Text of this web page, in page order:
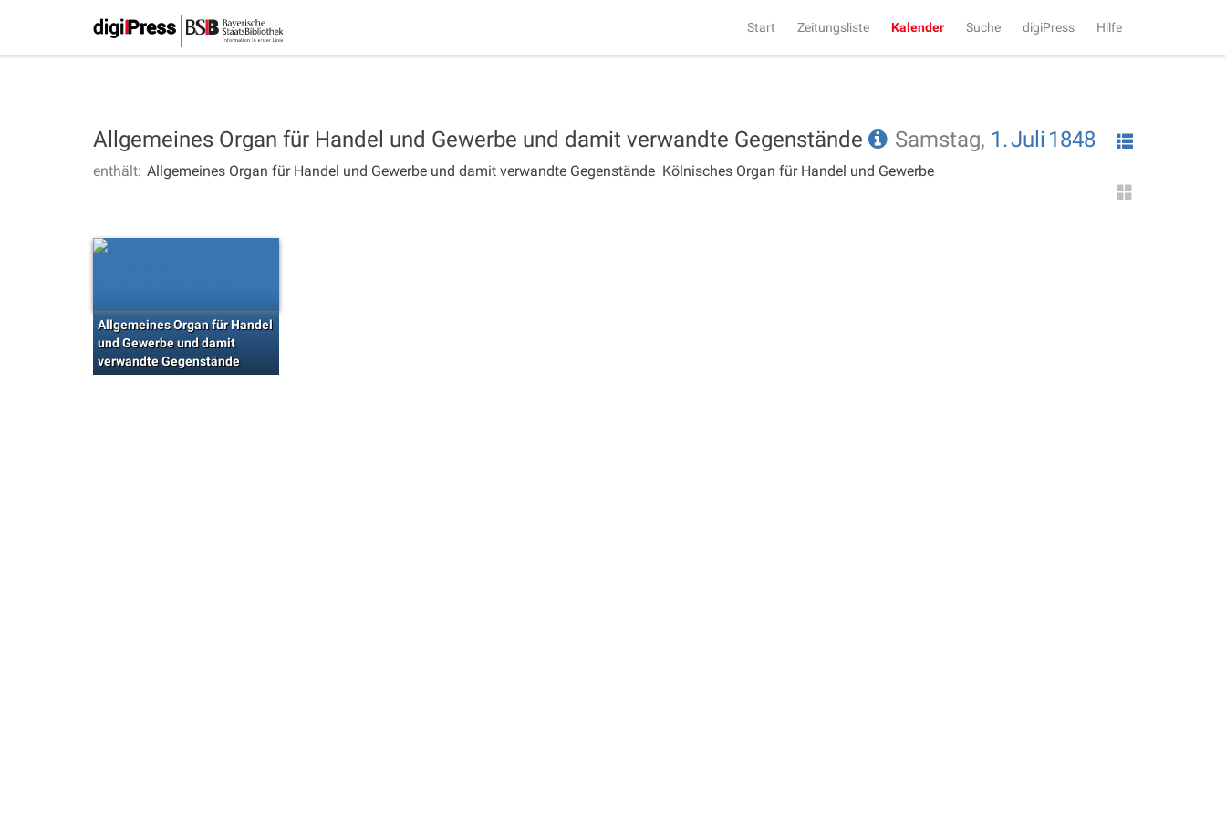
Start Zeitungsliste Kalender Suche digiPress Hilfe
Allgemeines Organ für Handel und Gewerbe und damit verwandte Gegenstände Samstag, 1.Juli 1848
enthält: Allgemeines Organ für Handel und Gewerbe und damit verwandte Gegenstände Kölnisches Organ für Handel und Gewerbe
Allgemeines Organ für Handel
und Gewerbe und damit
verwandte Gegenstände